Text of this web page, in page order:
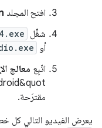
افتح المجلد
شغِّل
أو
اتّبِع معالج
مقترَحة.
يعرض الفيديو التالي كل